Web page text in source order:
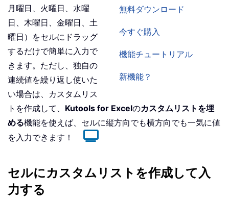
無料ダウンロード
今すぐ購入
機能チュートリアル
新機能？
月曜日、火曜日、水曜
日、木曜日、金曜日、土
曜日）をセルにドラッグ
するだけで簡単に入力で
きます。ただし、独自の
連続値を繰り返し使いた
い場合は、カスタムリス
トを作成して、 Kutools for Excelのカスタムリストを埋
める機能を使えば、セルに縦方向でも横方向でも一気に値
を入力できます！
セルにカスタムリストを作成して入
力する